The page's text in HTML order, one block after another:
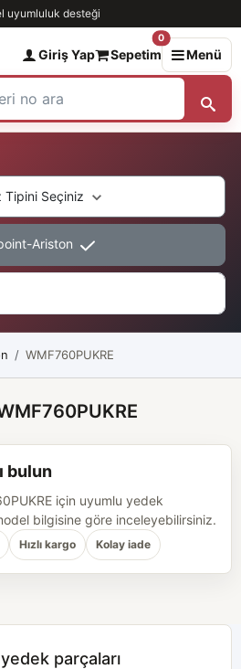
uyumluluk desteği
Giriş Yap Sepetim
0
Menü
Tipini Seçiniz
Ariston
WMF760PUKRE
bulun
için uyumlu yedek
bilgisine göre inceleyebilirsiniz.
Hızlı kargo Kolay iade
parçaları